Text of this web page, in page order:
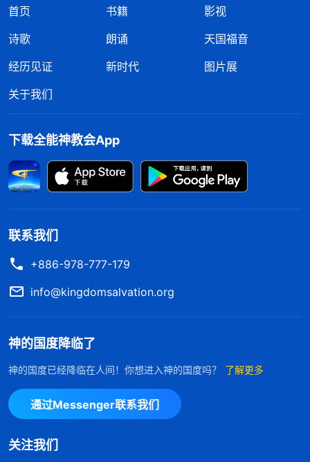
里特别痛苦，也很委屈，我妈之前信过神，她不是应
该支持我吗？怎么还拦阻呢？我感觉眼前有两条路让
我选：一条路是信神尽本分，那我就得跟我妈断绝关
系；另一条路就是满足情感不尽本分，那我就是背叛
神了。面对选择，我心里感到撕心裂肺的痛。我跟我
不得吃、舍不得穿，把最好的东西留给我，在我心里
守我长大。从小到大我身体就不好，常常生病，如果
没有神的看顾保守我早就死了，哪能活到现在！离开
我妈我起码能生活，但离开神我不就成行尸走肉了
我要是这么选择的话，以后我是不是就没有妈了，也
生生地逼我，为什么这两者就不能兼顾呢？为什么一
定要作出选择呢？这时，我想起以往看过的一段神的
话：“神在人身上所作的每一步工作，在外表看到的
好像是人在与人接触，好像是出于人的安排，或出于
首页 书籍
影视
诗歌
朗诵
天国福音
经历见证
新时代
图片展
关于我们
下载全能神教会App
联系我们
+886-978-777-179
info@kingdomsalvation.org
神的国度降临了
神的国度已经降临在人间！你想进入神的国度吗？ 了解更多
通过Messenger联系我们
关注我们